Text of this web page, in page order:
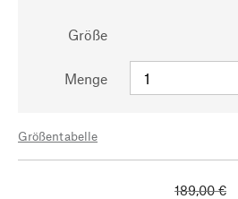
Größe
Menge
Größentabelle
189,00 €